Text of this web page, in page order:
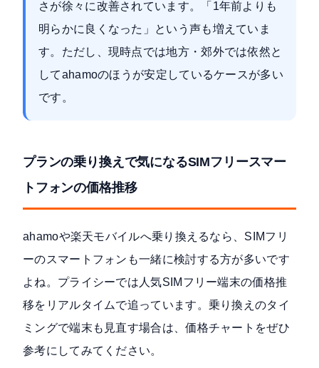
さが徐々に改善されています。「1年前よりも
明らかに良くなった」という声も増えていま
す。ただし、現時点では地方・郊外では依然と
してahamoのほうが安定しているケースが多い
です。
プランの乗り換えで気になるSIMフリースマー
トフォンの価格推移
ahamoや楽天モバイルへ乗り換えるなら、SIMフリ
ーのスマートフォンも一緒に検討する方が多いです
よね。プライシーでは人気SIMフリー端末の価格推
移をリアルタイムで追っています。乗り換えのタイ
ミングで端末も見直す場合は、価格チャートをぜひ
参考にしてみてください。